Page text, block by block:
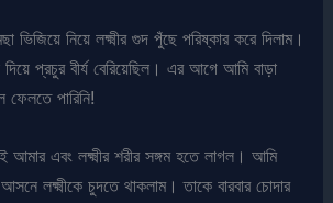
ভিজিয়ে নিয়ে লক্ষ্মীর গুদ পুঁছে পরিষ্কার করে দিলাম।
প্রচুর বীর্য বেরিয়েছিল। এর আগে আমি বাড়া
পারিনি!
আমার এবং লক্ষ্মীর শরীর সঙ্গম হতে লাগল। আমি
লক্ষ্মীকে চুদতে থাকলাম। তাকে বারবার চোদার